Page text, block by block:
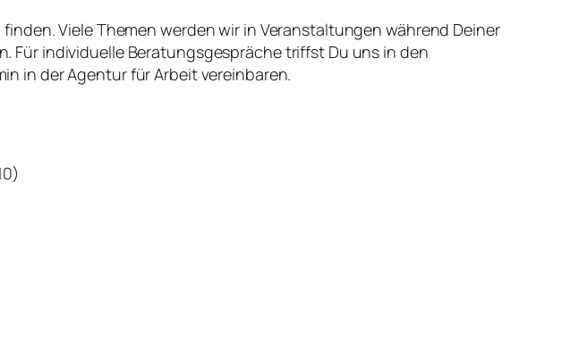
Viele Themen werden wir in Veranstaltungen während Deiner
Für individuelle Beratungsgespräche triffst Du uns in den
in der Agentur für Arbeit vereinbaren.